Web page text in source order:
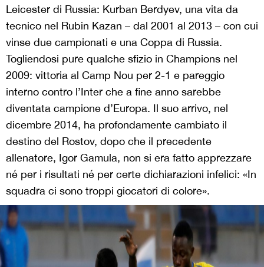
Leicester di Russia: Kurban Berdyev, una vita da
tecnico nel Rubin Kazan – dal 2001 al 2013 – con cui
vinse due campionati e una Coppa di Russia.
Togliendosi pure qualche sfizio in Champions nel
2009: vittoria al Camp Nou per 2-1 e pareggio
interno contro l’Inter che a fine anno sarebbe
diventata campione d’Europa. Il suo arrivo, nel
dicembre 2014, ha profondamente cambiato il
destino del Rostov, dopo che il precedente
allenatore, Igor Gamula, non si era fatto apprezzare
né per i risultati né per certe dichiarazioni infelici: «In
squadra ci sono troppi giocatori di colore».